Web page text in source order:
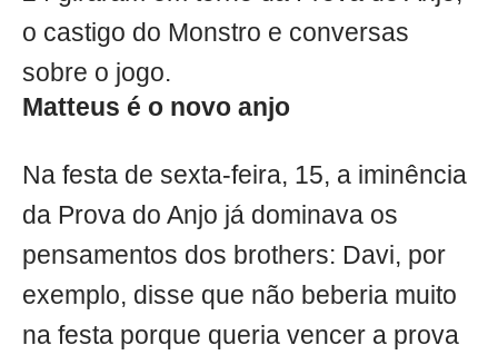
o castigo do Monstro e conversas
sobre o jogo.
Matteus é o novo anjo
Na festa de sexta-feira, 15, a iminência
da Prova do Anjo já dominava os
pensamentos dos brothers: Davi, por
exemplo, disse que não beberia muito
na festa porque queria vencer a prova